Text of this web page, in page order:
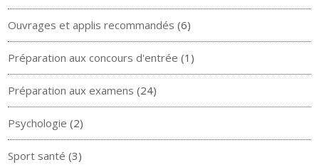
Ouvrages et applis recommandés (6)
Préparation aux concours d'entrée (1)
Préparation aux examens (24)
Psychologie (2)
Sport santé (3)